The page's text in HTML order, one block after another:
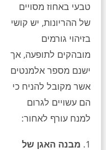
טבעי באחוז מסויים
של ההריונות, יש קושי
בזיהוי גורמים
מובהקים לתופעה, אך
ישנם מספר אלמנטים
אשר מקובל להניח כי
הם עשויים לגרום
למנח עורף לאחור:
מבנה האגן של